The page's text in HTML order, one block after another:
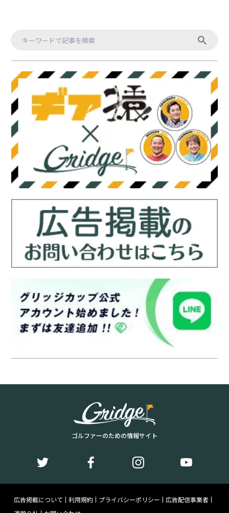
ゴルファーのための情報サイト
広告掲載について 利用規約 プライバシーポリシー
広告配信事業者